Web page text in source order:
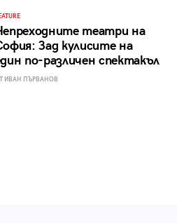
театри на
Зад кулисите на
по-различен спектакъл
ИВАН ПЪРВАНОВ